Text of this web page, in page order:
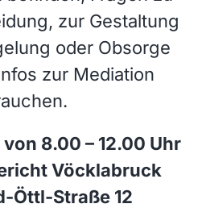
zur Gestaltung
oder Obsorge
zur Mediation
8.00 – 12.00 Uhr
Vöcklabruck
Öttl-Straße 12